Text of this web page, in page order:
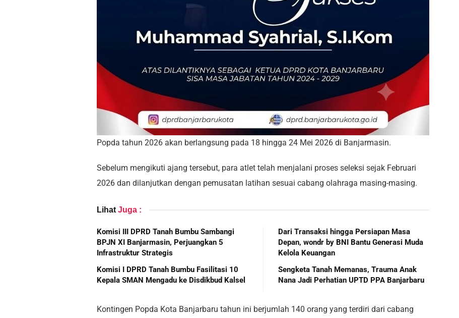
Popda tahun 2026 akan berlangsung pada 18 hingga 24 Mei 2026 di Banjarmasin.
Sebelum mengikuti ajang tersebut, para atlet telah menjalani proses seleksi sejak Februari
2026 dan dilanjutkan dengan pemusatan latihan sesuai cabang olahraga masing-masing.
Lihat Juga :
Komisi III DPRD Tanah Bumbu Sambangi
BPJN XI Banjarmasin, Perjuangkan 5
Infrastruktur Strategis
Komisi I DPRD Tanah Bumbu Fasilitasi 10
Kepala SMAN Mengadu ke Disdikbud Kalsel
Dari Transaksi hingga Persiapan Masa
Depan, wondr by BNI Bantu Generasi Muda
Kelola Keuangan
Sengketa Tanah Memanas, Trauma Anak
Nana Jadi Perhatian UPTD PPA Banjarbaru
Kontingen Popda Kota Banjarbaru tahun ini berjumlah 140 orang yang terdiri dari cabang